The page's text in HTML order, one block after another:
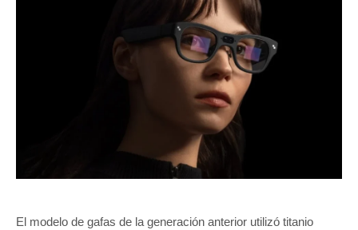
El modelo de gafas de la generación anterior utilizó titanio